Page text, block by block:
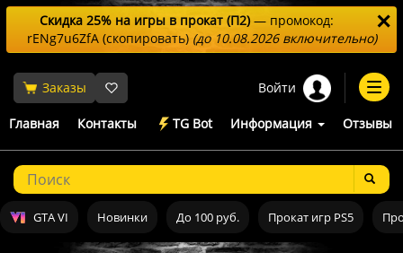
✕
Скидка 25% на игры в прокат (П2)— промокод:
rENg7u6ZfA (скопировать) (до 10.08.2026 включительно)
Заказы Войти
Главная Контакты TG Bot Информация Отзывы
GTA VI Новинки До 100 руб. Прокат игр PS5